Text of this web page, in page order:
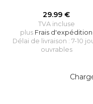
29.99 €
TVA incluse
plus Frais d'expédition
Délai de livraison : 7-10
ouvrables